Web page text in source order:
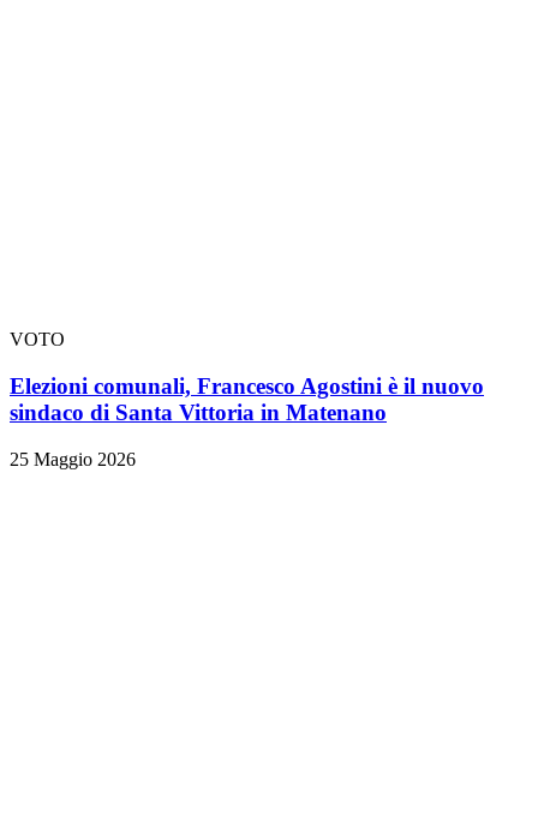
VOTO
Elezioni comunali, Francesco Agostini è il nuovo
sindaco di Santa Vittoria in Matenano
25 Maggio 2026